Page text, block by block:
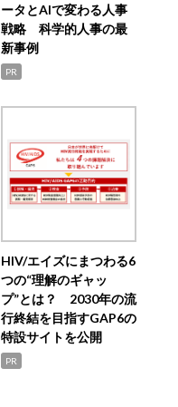
ータとAIで変わる人事
戦略 科学的人事の最
新事例
PR
HIV/エイズにまつわる6
つの“理解のギャッ
プ”とは？ 2030年の流
行終結を目指すGAP6の
特設サイトを公開
PR